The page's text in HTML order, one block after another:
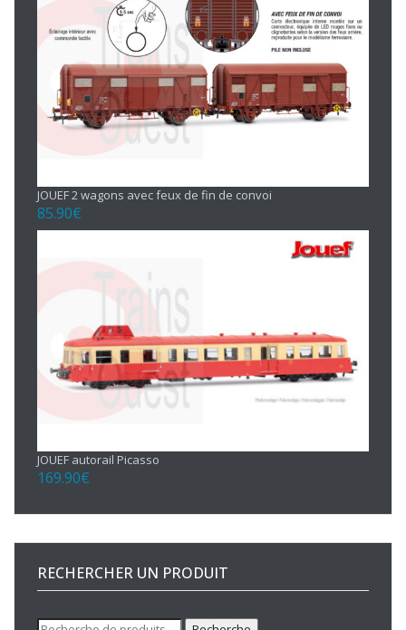
JOUEF 2 wagons avec feux de fin de convoi
85.90€
JOUEF autorail Picasso
169.90€
RECHERCHER UN PRODUIT
Recherche